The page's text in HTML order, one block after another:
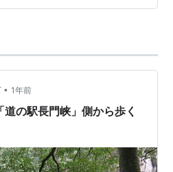
市）」側からの歩きでした。
てくれば、11Ｋｍ以上歩くこ
まで…
• 1年前
道の駅長門峡」側から歩く